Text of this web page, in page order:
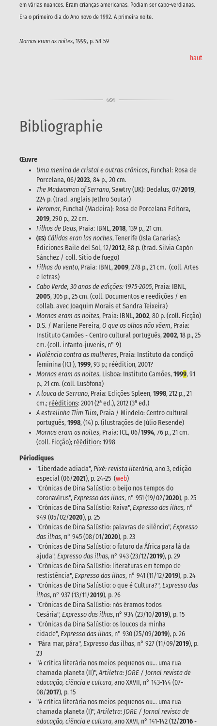
em várias nuances. Eram crianças americanas. Podiam ser cabo-verdianas.
Era o primeiro dia do Ano novo de 1992. A primeira noite.
Mornas eram as noites, 1999, p. 58-59
haut
Bibliographie
Œuvre
Uma menina de cristal e outras crónicas, Funchal: Rosa de
Porcelana, 06/2023, 84 p., 20 cm.
The Madwoman of Serrano, Sawtry (UK): Dedalus, 07/2019,
224 p. (trad. anglais Jethro Soutar)
Veromar, Funchal (Madeira): Rosa de Porcelana Editora,
2019, 290 p., 22 cm.
Filhos de Deus, Praia: IBNL,2018, 139 p., 21 cm.
(ES) Cálidas eran las noches, Tenerife (Isla Canarias):
Ediciones Baile del Sol, 12/2012, 88 p. (trad. Silvia Capón
Sánchez / coll. Sitio de fuego)
Filhas do vento, Praia: IBNL,2009, 278 p., 21 cm. (coll. Artes
e letras)
Cabo Verde, 30 anos de edições: 1975-2005, Praia: IBNL,
2005, 305 p., 25 cm. (coll. Documentos e reedições / en
collab. avec Joaquim Morais et Sandra Teixeira)
Mornas eram as noites, Praia: IBNL,2002, 80 p. (coll. Ficção)
D.S. / Marilene Pereira,O que os olhos não vêem, Praia:
Instituto Camões - Centro cultural português,2002, 18 p., 25
cm. (coll. infanto-juvenis, n° 9)
Violência contra as mulheres, Praia: Instituto da condiçõ
feminina (ICF),1999, 93 p.; réédition, 2001?
Mornas eram as noites, Lisboa: Instituto Camões,1999, 91
p., 21 cm. (coll. Lusófona)
A louca de Serrano, Praia: Edições Spleen,1998, 212 p., 21
cm.; rééditions: 2001 (2a ed.), 2012 (3a ed.)
A estrelinha Tlim Tlim, Praia / Mindelo: Centro cultural
português,1998, (14) p. (ilustrações de Júlio Resende)
Mornas eram as noites, Praia: ICL, 06/1994, 76 p., 21 cm.
(coll. Ficção); réédition: 1998
Périodiques
"Liberdade adiada",Pixé: revista literária, ano 3, edição
especial (06/2021), p. 24-25 (web)
"Crónicas de Dina Salústio: o beijo nos tempos do
coronavírus",Expresso das ilhas, n° 951 (19/02/2020), p. 25
"Crónicas de Dina Salústio: Raiva",Expresso das ilhas, n°
949 (05/02/2020), p. 25
"Crónicas de Dina Salústio: palavras de silêncio",Expresso
das ilhas, n° 945 (08/01/2020), p. 23
"Crónicas de Dina Salústio: o futuro da África para lá da
ajuda",Expresso das ilhas, n° 943 (23/12/2019), p. 29
"Crónicas de Dina Salústio: literaturas em tempo de
restistência",Expresso das ilhas, n° 941 (11/12/2019), p. 24
"Crónicas de Dina Salústio: o que é Cultura?",Expresso das
ilhas, n° 937 (13/11/2019), p. 26
"Crónicas de Dina Salústio: nós éramos todos
Cesária",Expresso das ilhas, n° 934 (23/10/2019), p. 15
"Crónicas da Dina Salústio: os loucos da minha
cidade",Expresso das ilhas, n° 930 (25/09/2019), p. 26
"Pára mar, pára",Expresso das ilhas, n° 927 (11/09/2019), p.
23
"A crítica literária nos meios pequenos ou… uma rua
chamada planeta (II)",Artiletra: JORE / Jornal revista de
educação, ciência e cultura, ano XXVII, n° 143-144 (07-
08/2017), p. 15
"A crítica literária nos meios pequenos ou… uma rua
chamada planeta (I)",Artiletra: JORE / Jornal revista de
educação, ciência e cultura, ano XXVI, n° 141-142 (12/2016-